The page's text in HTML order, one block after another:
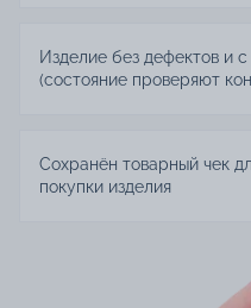
Изделие без дефектов и
(состояние проверяют
Сохранён товарный чек
покупки изделия